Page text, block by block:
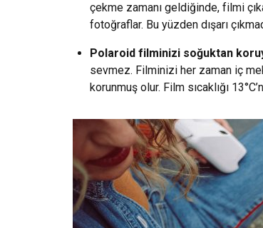
çekme zamanı geldiğinde, filmi
fotoğraflar. Bu yüzden dışarı
Polaroid filminizi soğuktan
sevmez. Filminizi her zaman iç
korunmuş olur. Film sıcaklığı